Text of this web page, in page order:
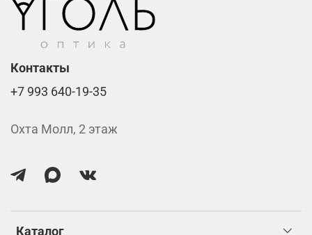
Каталог
Контакты
+7 993 640-19-35
Охта Молл, 2 этаж